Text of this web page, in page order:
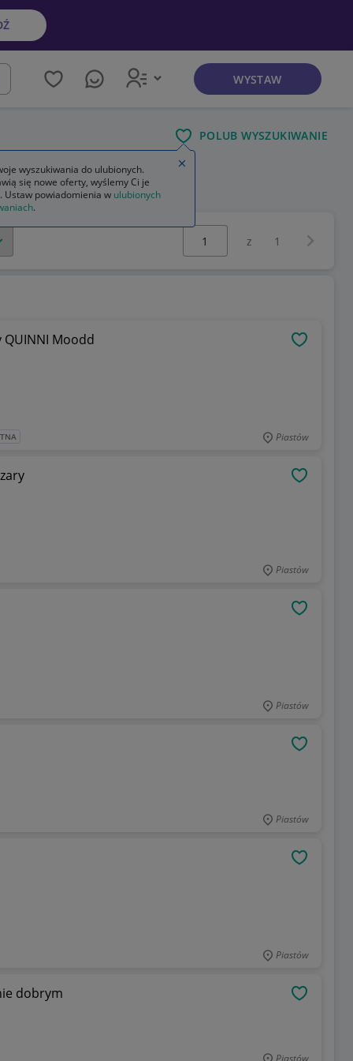
WYSTAW
POLUB WYSZUKIWANIE
Wybierz stronę:
z 1
QUINNI Moodd
Piastów
Piastów
Piastów
Piastów
Piastów
dobrym
Piastów
wyszukiwania do ulubionych.
się nowe oferty, wyślemy Ci je
Ustaw powiadomienia w ulubionych
.
Zamknij wskazówkę